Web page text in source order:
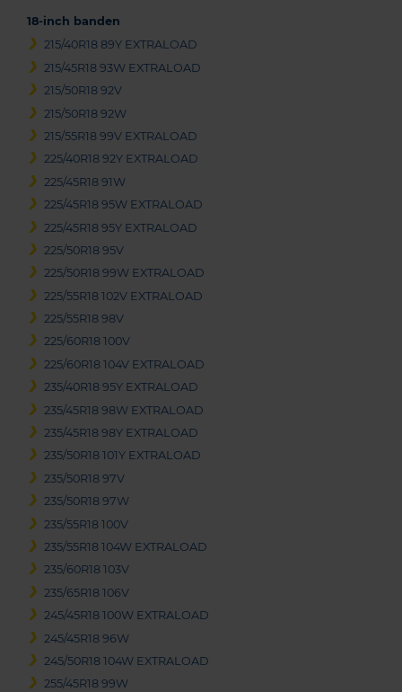
18-inch banden
215/40R18 89Y EXTRALOAD
215/45R18 93W EXTRALOAD
215/50R18 92V
215/50R18 92W
215/55R18 99V EXTRALOAD
225/40R18 92Y EXTRALOAD
225/45R18 91W
225/45R18 95W EXTRALOAD
225/45R18 95Y EXTRALOAD
225/50R18 95V
225/50R18 99W EXTRALOAD
225/55R18 102V EXTRALOAD
225/55R18 98V
225/60R18 100V
225/60R18 104V EXTRALOAD
235/40R18 95Y EXTRALOAD
235/45R18 98W EXTRALOAD
235/45R18 98Y EXTRALOAD
235/50R18 101Y EXTRALOAD
235/50R18 97V
235/50R18 97W
235/55R18 100V
235/55R18 104W EXTRALOAD
235/60R18 103V
235/65R18 106V
245/45R18 100W EXTRALOAD
245/45R18 96W
245/50R18 104W EXTRALOAD
255/45R18 99W